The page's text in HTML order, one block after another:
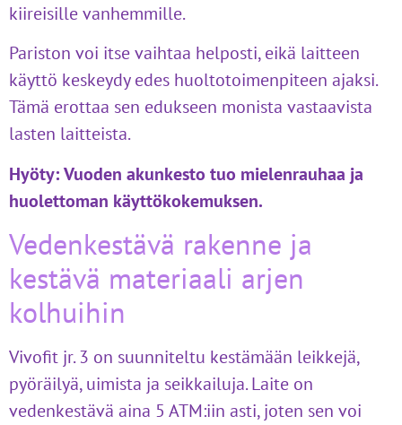
kiireisille vanhemmille.
Pariston voi itse vaihtaa helposti, eikä laitteen
käyttö keskeydy edes huoltotoimenpiteen ajaksi.
Tämä erottaa sen edukseen monista vastaavista
lasten laitteista.
Hyöty:Vuoden akunkesto tuo mielenrauhaa ja
huolettoman käyttökokemuksen.
Vedenkestävä rakenne ja
kestävä materiaali arjen
kolhuihin
Vivofit jr. 3 on suunniteltu kestämään leikkejä,
pyöräilyä, uimista ja seikkailuja. Laite on
vedenkestävä aina 5 ATM:iin asti, joten sen voi